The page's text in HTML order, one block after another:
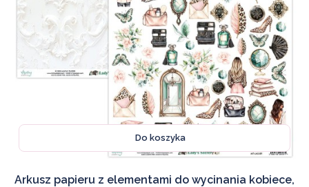
Do koszyka
Arkusz papieru z elementami do wycinania kobiece,